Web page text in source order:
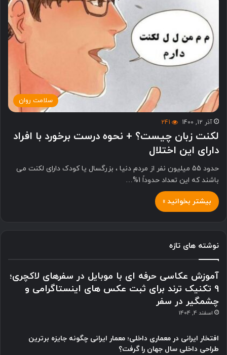
سلامت روان
آذر 12, 1400 241
لکنت زبان چیست؟ + نحوه درست برخورد با افراد
دارای این اختلال
حدود 55 میلیون نفر از مردم دنیا ، بزرگسال یا کودک دارای لکنت می
باشند که این تعداد حدوداً 1%…
بیشتر بخوانید »
نوشته های تازه
آموزش عکاسی حرفه ای با موبایل در سفرهای لاکچری؛
9 تکنیک ترند برای ثبت عکس های اینستاگرامی و
چشمگیر در سفر
اسفند 4, 1404
افتخار ایرانی در معماری داخلی؛ معمار ایرانی چگونه جایزه برترین
طراحی داخلی سال جهان را گرفت؟